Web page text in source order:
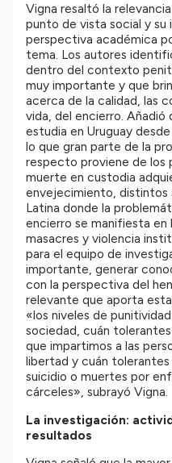
Vigna resaltó la
punto de vista social y su
perspectiva académica
tema. Los autores
dentro del contexto
muy importante y que
acerca de la calidad, las
vida, del encierro.
estudia en Uruguay
lo que gran parte de la
respecto proviene de los
muerte en custodia
envejecimiento, distintos
Latina donde la
encierro se manifiesta
masacres y violencia
para el equipo de
importante, generar
con la perspectiva del
relevante que aporta
«los niveles de
sociedad, cuán
que impartimos a las
libertad y cuán tolerantes
suicidio o muertes por
cárceles», subrayó Vigna.
La investigación:
resultados